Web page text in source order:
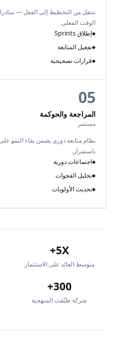
ننتقل من التخطيط إلى الفعل —
الوقت الفعلي.
◆إطلاق Sprints
◆تفعيل المتابعة
◆قرارات تصحيحية
05
المراجعة والحوكمة
مستمر
نظام متابعة دوري يضمن بقاء النمو
باستمرار.
◆اجتماعات دورية
◆تحليل الفجوات
◆تحديث الأولويات
5X+
متوسط العائد على الاستثمار
300+
شركة طبّقت المنهجية